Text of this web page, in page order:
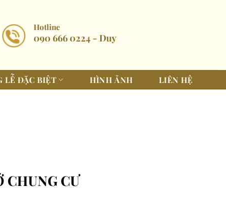
Hotline
090 666 0224 - Duy
LỄ ĐẶC BIỆT HÌNH ẢNH LIÊN HỆ
CHUNG CƯ